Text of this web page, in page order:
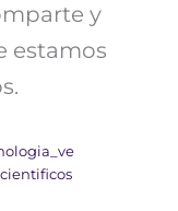
y
estamos